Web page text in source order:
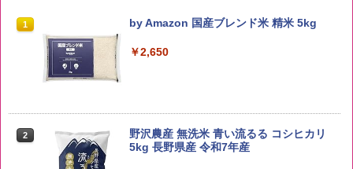
1 by Amazon 国産ブレンド米 精米 5kg
￥2,650
2
野沢農産 無洗米 青い流るる コシヒカリ
5kg 長野県産 令和7年産